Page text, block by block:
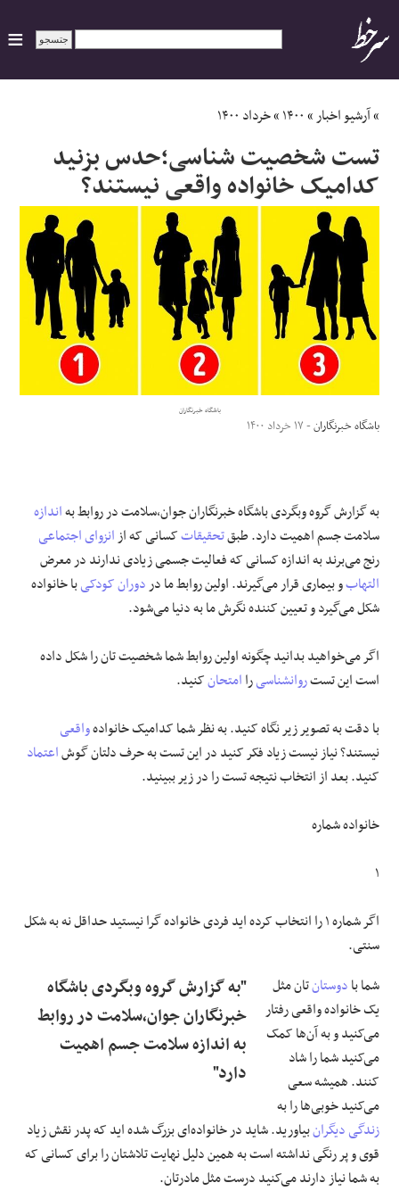
ایران
سیاسی
اقتصاد
ورزشی
جهان
اجتماعی
حوادث
علوم و فن آوری
مقالات
»آرشیو اخبار»۱۴۰۰»خرداد ۱۴۰۰
تست شخصیت شناسی؛حدس بزنید
کدامیک خانواده واقعی نیستند؟
باشگاه خبرنگاران
باشگاه خبرنگاران- ۱۷ خرداد ۱۴۰۰
به گزارشگروه وبگردی باشگاه خبرنگاران جوان،سلامت در روابط بهاندازه
سلامت جسم اهمیت دارد. طبقتحقیقاتکسانی که ازانزوای اجتماعی
رنج می‌برند به اندازه کسانی که فعالیت جسمی زیادی ندارند در معرض
التهابو بیماری قرار می‌گیرند. اولین روابط ما دردوران کودکیبا خانواده
شکل می‌گیرد و تعیین کننده نگرش ما به دنیا می‌شود.
اگر می‌خواهید بدانید چگونه اولین روابط شما شخصیت تان را شکل داده
است این تستروانشناسیراامتحانکنید.
با دقت به تصویر زیر نگاه کنید. به نظر شما کدامیک خانوادهواقعی
نیستند؟ نیاز نیست زیاد فکر کنید در این تست به حرف دلتان گوشاعتماد
کنید. بعد از انتخاب نتیجه تست را در زیر ببینید.
خانواده شماره
۱
اگر شماره ۱ را انتخاب کرده اید فردی خانواده گرا نیستید حداقل نه به شکل
سنتی.
"به گزارش گروه وبگردی باشگاه
خبرنگاران جوان،سلامت در روابط
به اندازه سلامت جسم اهمیت
دارد"
شما بادوستانتان مثل
یک خانواده واقعی رفتار
می‌کنید و به آن‌ها کمک
می‌کنید شما را شاد
کنند. همیشه سعی
می‌کنید خوبی‌ها را به
زندگی دیگرانبیاورید. شاید در خانواده‌ای بزرگ شده اید که پدر نقش زیاد
قوی و پر رنگی نداشته است به همین دلیل نهایت تلاشتان را برای کسانی که
به شما نیاز دارند می‌کنید درست مثل مادرتان.